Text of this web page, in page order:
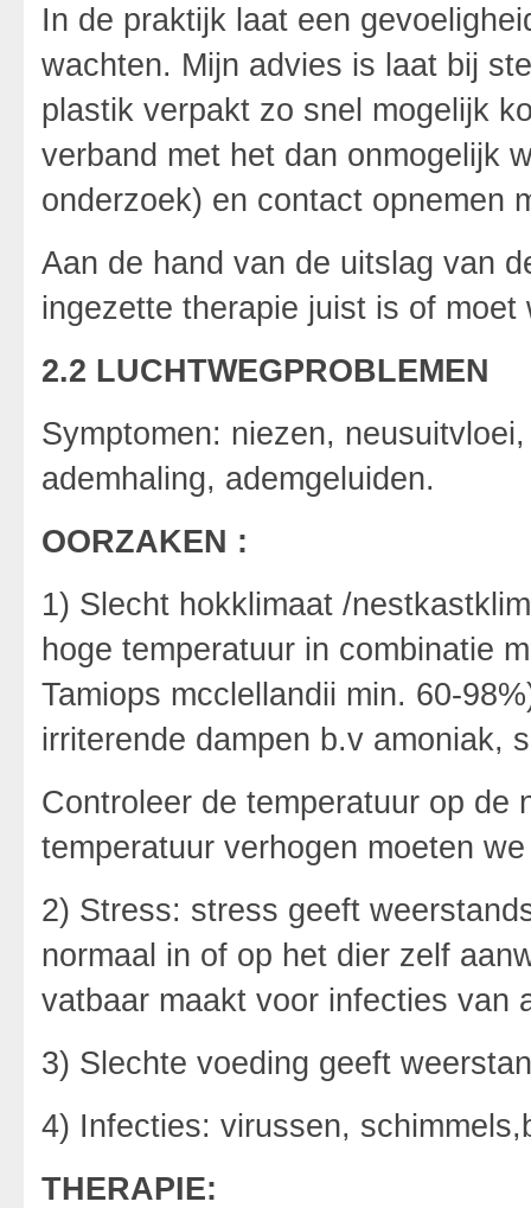
In de praktijk laat een
wachten. Mijn advies is laat bij
plastik verpakt zo snel mogelijk
verband met het dan onmogelijk
onderzoek) en contact opnemen
Aan de hand van de uitslag van
ingezette therapie juist is of moet
2.2 LUCHTWEGPROBLEMEN
Symptomen: niezen,
ademhaling, ademgeluiden.
OORZAKEN :
1) Slecht hokklimaat /
hoge temperatuur in combinatie
Tamiops mcclellandii min. 60-
irriterende dampen b.v amoniak,
Controleer de temperatuur op de
temperatuur verhogen moeten
2) Stress: stress geeft
normaal in of op het dier zelf
vatbaar maakt voor infecties van
3) Slechte voeding geeft
4) Infecties: virussen,
THERAPIE: